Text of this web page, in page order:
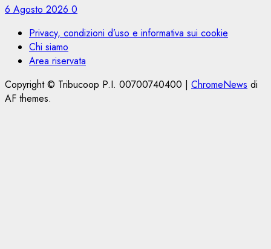
6 Agosto 2026 0
Privacy, condizioni d’uso e informativa sui cookie
Chi siamo
Area riservata
Copyright © Tribucoop P.I. 00700740400 | ChromeNews di
AF themes.